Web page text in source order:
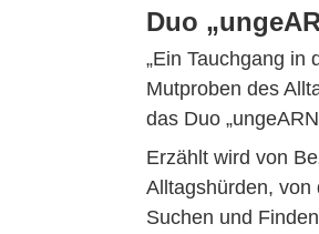
Duo
„Ein Tauchgang in
Mutproben des
das Duo
Erzählt wird von
Alltagshürden, von
Suchen und